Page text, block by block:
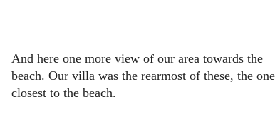
And here one more view of our area towards the
beach. Our villa was the rearmost of these, the one
closest to the beach.